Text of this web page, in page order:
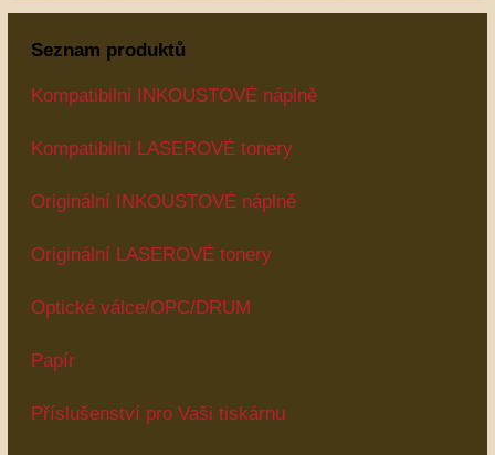
Seznam produktů
Kompatibilni INKOUSTOVÉ náplně
Kompatibilni LASEROVÉ tonery
Originální INKOUSTOVÉ náplně
Originální LASEROVÉ tonery
Optické válce/OPC/DRUM
Papír
Příslušenství pro Vaši tiskárnu